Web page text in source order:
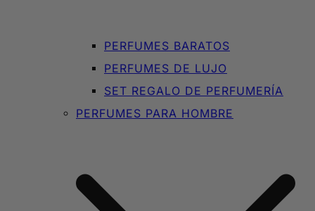
PERFUMES BARATOS
PERFUMES DE LUJO
SET REGALO DE PERFUMERÍA
PERFUMES PARA HOMBRE